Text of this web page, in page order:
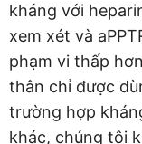
kháng với
xem xét và
phạm vi thấp
thân chỉ được
trường hợp
khác, chúng tôi